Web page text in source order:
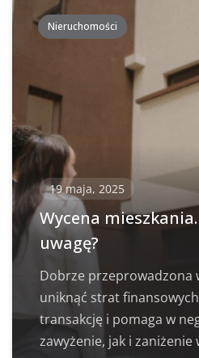
Nieruchomości
19 maja, 2025
Wycena
uwagę?
Dobrze przeprowadzona
uniknąć strat
transakcję i pomaga w
zawyżenie, jak i